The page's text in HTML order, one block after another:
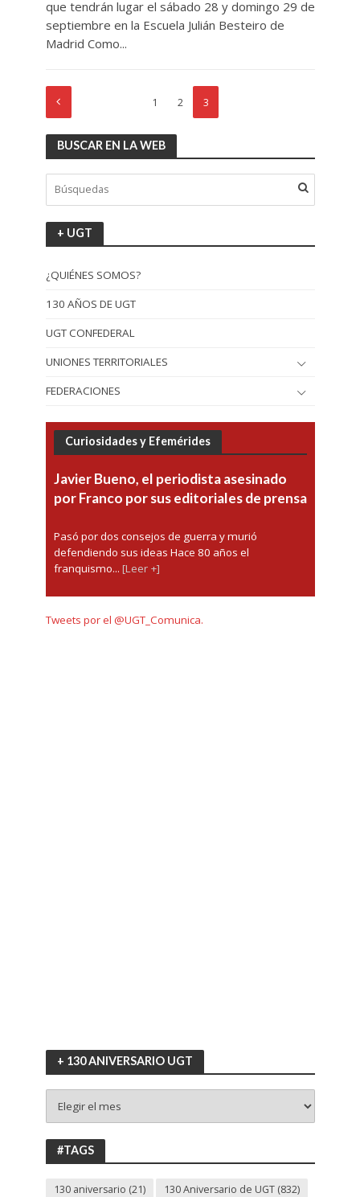
que tendrán lugar el sábado 28 y domingo 29 de
septiembre en la Escuela Julián Besteiro de
Madrid Como...
1 2 3
BUSCAR EN LA WEB
+ UGT
¿QUIÉNES SOMOS?
130 AÑOS DE UGT
UGT CONFEDERAL
UNIONES TERRITORIALES
FEDERACIONES
Curiosidades y Efemérides
Javier Bueno, el periodista asesinado
por Franco por sus editoriales de prensa
Pasó por dos consejos de guerra y murió
defendiendo sus ideas Hace 80 años el
franquismo... [Leer +]
Tweets por el @UGT_Comunica.
+ 130 ANIVERSARIO UGT
130
ANIVERSARIO
UGT
#TAGS
130 aniversario (21) 130 Aniversario de UGT(832)